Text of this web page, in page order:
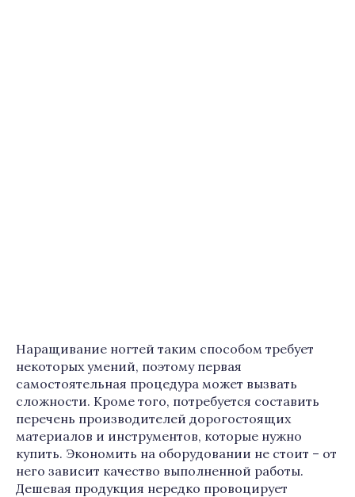
Наращивание ногтей таким способом требует
некоторых умений, поэтому первая
самостоятельная процедура может вызвать
сложности. Кроме того, потребуется составить
перечень производителей дорогостоящих
материалов и инструментов, которые нужно
купить. Экономить на оборудовании не стоит – от
него зависит качество выполненной работы.
Дешевая продукция нередко провоцирует